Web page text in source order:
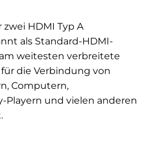
HDMI Typ A
als Standard-HDMI-
weitesten verbreitete
die Verbindung von
Computern,
Playern und vielen anderen